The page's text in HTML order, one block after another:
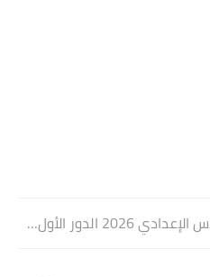
نتائج السادس الإعدادي 2026 الدور الأول PDF كربلاء المقدسة| موقع...